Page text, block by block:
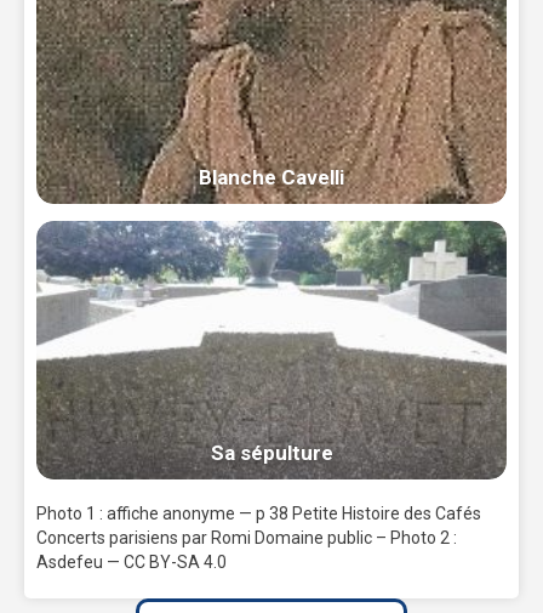
Blanche Cavelli
Sa sépulture
Photo 1 : affiche anonyme — p 38 Petite Histoire des Cafés
Concerts parisiens par Romi Domaine public – Photo 2 :
Asdefeu — CC BY-SA 4.0